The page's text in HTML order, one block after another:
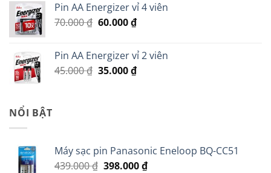
299.000 ₫.là:
Pin AA Energizer vỉ 4 viên
70.000₫ Giá
70.000 ₫.
60.000₫Giá
là:
60.000 ₫.
Pin AA Energizer vỉ 2 viên
45.000₫ Giá
35.000₫Giá
NỔI BẬT
Máy sạc pin Panasonic Eneloop BQ-CC51
439.000₫ Giá
398.000₫Giá